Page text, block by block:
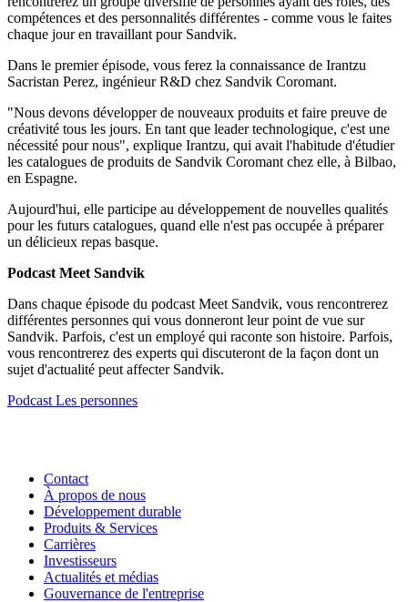
compétences et des personnalités différentes - comme vous le faites
chaque jour en travaillant pour Sandvik.
Dans le premier épisode, vous ferez la connaissance de Irantzu
Sacristan Perez, ingénieur R&D chez Sandvik Coromant.
"Nous devons développer de nouveaux produits et faire preuve de
créativité tous les jours. En tant que leader technologique, c'est une
nécessité pour nous", explique Irantzu, qui avait l'habitude d'étudier
les catalogues de produits de Sandvik Coromant chez elle, à Bilbao,
en Espagne.
Aujourd'hui, elle participe au développement de nouvelles qualités
pour les futurs catalogues, quand elle n'est pas occupée à préparer
un délicieux repas basque.
Podcast Meet Sandvik
Dans chaque épisode du podcast Meet Sandvik, vous rencontrerez
différentes personnes qui vous donneront leur point de vue sur
Sandvik. Parfois, c'est un employé qui raconte son histoire. Parfois,
vous rencontrerez des experts qui discuteront de la façon dont un
sujet d'actualité peut affecter Sandvik.
Podcast Les personnes
Contact
À propos de nous
Développement durable
Produits & Services
Carrières
Investisseurs
Actualités et médias
Gouvernance de l'entreprise